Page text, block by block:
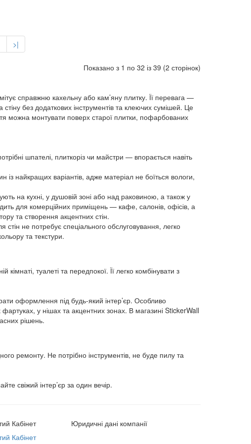
>|
Показано з 1 по 32 із 39 (2 сторінок)
справжню кахельну або кам’яну плитку. Її перевага —
без додаткових інструментів та клеючих сумішей. Це
можна монтувати поверх старої плитки, пофарбованих
шпателі, плиткоріз чи майстри — впорається навіть
найкращих варіантів, адже матеріал не боїться вологи,
на кухні, у душовій зоні або над раковиною, а також у
для комерційних приміщень — кафе, салонів, офісів, а
та створення акцентних стін.
стін не потребує спеціального обслуговування, легко
та текстури.
туалеті та передпокої. Її легко комбінувати з
оформлення під будь-який інтер’єр. Особливо
у нішах та акцентних зонах. В магазині StickerWall
рішень.
ремонту. Не потрібно інструментів, не буде пилу та
свіжий інтер’єр за один вечір.
Кабінет
Кабінет
Юридичні дані компанії